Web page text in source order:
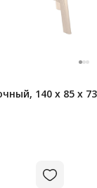
140 x 85 x